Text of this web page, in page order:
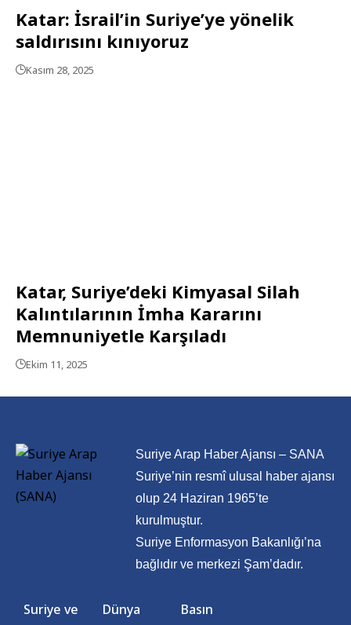
Katar: İsrail’in Suriye’ye yönelik
saldırısını kınıyoruz
Kasım 28, 2025
Katar, Suriye’deki Kimyasal Silah
Kalıntılarının İmha Kararını
Memnuniyetle Karşıladı
Ekim 11, 2025
Suriye Arap Haber Ajansı – SANA
Suriye’nin resmî ulusal haber ajansı
olup 24 Haziran 1965’te
kurulmuştur.
Suriye Enformasyon Bakanlığı’na
bağlıdır ve merkezi Şam’dadır.
Suriye ve
Dünya Basın